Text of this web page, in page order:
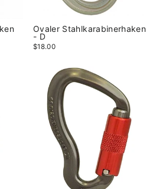
Ovaler Stahlkarabinerhaken
- D
$18.00